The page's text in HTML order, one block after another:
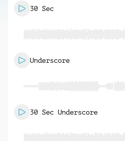
30 Sec
Underscore
30 Sec Underscore